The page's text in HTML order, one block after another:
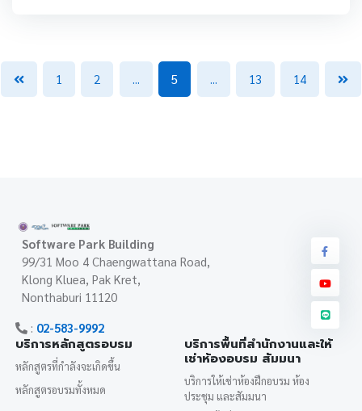
1 2 5 13 14
Software Park Building
99/31 Moo 4 Chaengwattana Road,
Klong Kluea, Pak Kret,
Nonthaburi 11120
: 02-583-9992
บริการหลักสูตรอบรม
หลักสูตรที่กำลังจะเกิดขึ้น
หลักสูตรอบรมทั้งหมด
บริการพื้นที่สำนักงานและให้
เช่าห้องอบรม สัมมนา
บริการให้เช่าห้องฝึกอบรม ห้อง
ประชุม และสัมมนา